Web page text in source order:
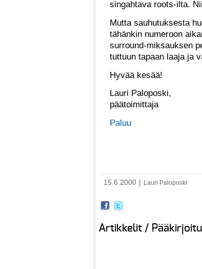
singahtava roots-ilta.
Mutta sauhutuksesta
tähänkin numeroon
surround-miksauksen
tuttuun tapaan laaja ja
Hyvää kesää!
Lauri Paloposki,
päätoimittaja
Paluu
15.6.2000 Lauri Paloposki
Artikkelit /